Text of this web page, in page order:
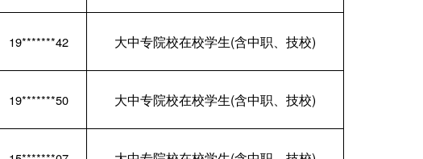
19*******42 大中专院校在校学生(含中职、技校)
19*******50 大中专院校在校学生(含中职、技校)